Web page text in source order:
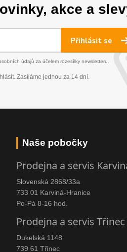
akce a
Přihlásit se
údajů za účelem rozesílky newsletteru.
Zasíláme jednou za 14 dní.
Naše pobočky
Prodejna a servis
Slovenská 2868/33a
733 01 Karviná-Hranice
Po-Pá 8-16 hod.
Prodejna a servis Třinec
Dukelská 1148
739 61 Třinec